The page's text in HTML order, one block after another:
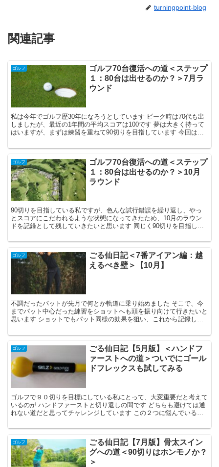
turningpoint-blog
関連記事
ゴルフ
ゴルフ70台復活への道＜ステップ
１：80台は出せるのか？＞7月ラ
ウンド
私は今年でゴルフ歴30年になろうとしています ピーク時は70代も出
しましたが、最近の1年間の平均スコアは100です 夢は大きく持って
はいますが、まずは練習を重ねて90切りを目指しています 今回は今
ゴルフ
ゴルフ70台復活への道＜ステップ
１：80台は出せるのか？＞10月
ラウンド
90切りを目指している私ですが、色んな試行錯誤を繰り返し、やっ
とスコアにこだわれるような状態になってきたため、10月のラウン
ドを記録として残していきたいと思います 同じく90切りを目指して
ゴルフ
ごる仙日記＜7番アイアン編：越
えるべき壁＞【10月】
不調だったパットが先月で何とか軌道に乗り始めました そこで、今
までパット中心だった練習をショットへも頭を振り向けて行きたいと
思います ショットでもパット同様の効果を狙い、これから記録し、
ゴルフ
ごる仙日記【5月版】＜ハンドフ
ァーストへの道＞ついでにゴール
ドフレックスも試してみる
ゴルフで９０切りを目標にしている私にとって、大変重要だと考えて
いるのが ハンドファーストと切り返しの間です どちらも避けては通
れない道だと思ってチャレンジしています この２つに悩んでいる
ゴルフ
ごる仙日記【7月版】骨太スイン
グへの道＜90切りはホンモノか？
＞